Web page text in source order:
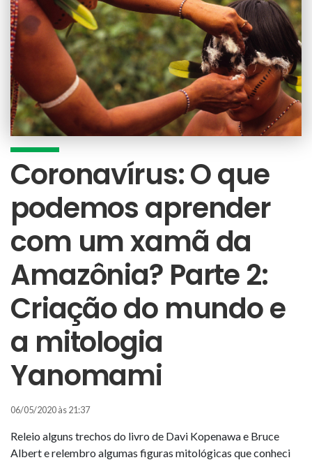
Coronavírus: O que
podemos aprender
com um xamã da
Amazônia? Parte 2:
Criação do mundo e
a mitologia
Yanomami
06/05/2020 às 21:37
Releio alguns trechos do livro de Davi Kopenawa e Bruce
Albert e relembro algumas figuras mitológicas que conheci